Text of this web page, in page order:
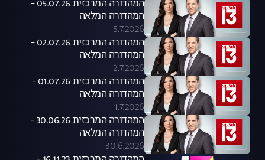
המהדורה המרכזית 05.07.26 -
המהדורה המלאה
5.7.2026
המהדורה המרכזית 02.07.26 -
המהדורה המלאה
2.7.2026
המהדורה המרכזית 01.07.26 -
המהדורה המלאה
1.7.2026
המהדורה המרכזית 30.06.26 -
המהדורה המלאה
30.6.2026